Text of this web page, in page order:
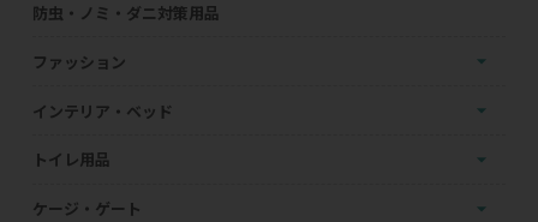
防虫・ノミ・ダニ対策用品
ファッション
インテリア・ベッド
トイレ用品
ケージ・ゲート